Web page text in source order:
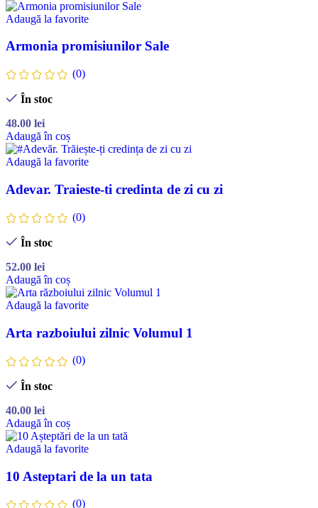
Adaugă la favorite
Armonia promisiunilor Sale
(0)
În stoc
48.00 lei
Adaugă în coș
Adaugă la favorite
Adevar. Traieste-ti credinta de zi cu zi
(0)
În stoc
52.00 lei
Adaugă în coș
Adaugă la favorite
Arta razboiului zilnic Volumul 1
(0)
În stoc
40.00 lei
Adaugă în coș
Adaugă la favorite
10 Asteptari de la un tata
(0)